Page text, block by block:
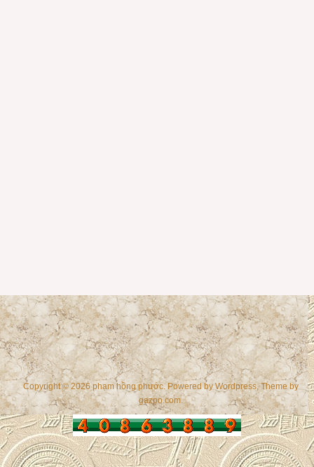
Copyright © 2026 phạm hồng phước. Powered byWordpress , Theme by
gazpo.com.